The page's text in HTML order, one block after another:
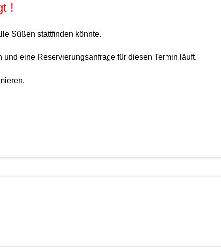
!
Süßen stattfinden könnte.
eine Reservierungsanfrage für diesen Termin läuft.